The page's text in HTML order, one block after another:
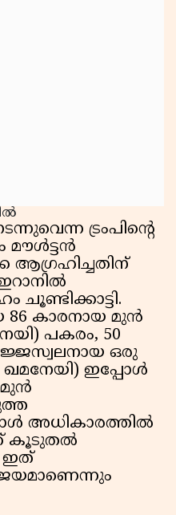
ട്രംപിൻ്റെ
ആഗ്രഹിച്ചതിന്
ചൂണ്ടിക്കാട്ടി.
കാരനായ മുൻ
പകരം, 50
ഒരു
ഇപ്പോൾ
മുൻ
അധികാരത്തിൽ
കൂടുതൽ
ഇത്